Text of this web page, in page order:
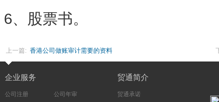
6、股票书。
上一篇: 香港公司做账审计需要的资料
企业服务
公司注册
公司年审
贸通简介
贸通承诺